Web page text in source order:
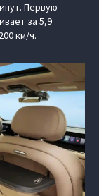
Первую
за 5,9
км/ч.